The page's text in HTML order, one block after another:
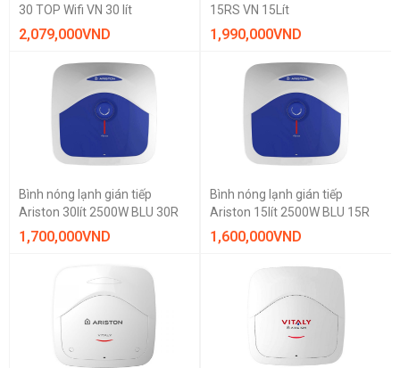
30 TOP Wifi VN 30 lít
2,079,000VND
15RS VN 15Lít
1,990,000VND
Bình nóng lạnh gián tiếp
Ariston 30lít 2500W BLU 30R
1,700,000VND
Bình nóng lạnh gián tiếp
Ariston 15lít 2500W BLU 15R
1,600,000VND